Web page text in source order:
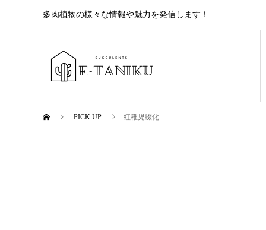
多肉植物の様々な情報や魅力を発信します！
PICK UP 紅稚児綴化